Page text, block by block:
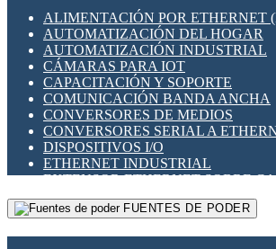
SENSORES INDUCTIVOS
TEMPORIZADORES
VARIACS
VARIADORES DE FRECUENCIA
SECCIONADORES -
MAQUINARIA
HERRAMIENTAS VARIAS
ILUMINACIÓN LED
INTERRUPTORES REED
INTERFACES DE RELÉ
OTROS RELÉS
PROTECCIÓN TÉRMICA
RELÉS AUTOMOTRICES
RELÉS DE SEÑAL
RELÉS DE ESTADO SÓLIDO SSR
RELÉS INDUSTRIALES
RELÉS MINIATURA DE POTENCIA
SENSORES MAGNÉTICOS
ALIMENTACIÓN POR ETHERNET
AUTOMATIZACIÓN DEL HOGAR
AUTOMATIZACIÓN INDUSTRIAL
CÁMARAS PARA IOT
CAPACITACIÓN Y SOPORTE
COMUNICACIÓN BANDA ANCHA
CONVERSORES DE MEDIOS
CONVERSORES SERIAL A
DISPOSITIVOS I/O
ETHERNET INDUSTRIAL
EXTENSOR ETHERNET SOBRE
GATEWAY LORAWAN
GESTIÓN DE REDESFUENTES DE PODER